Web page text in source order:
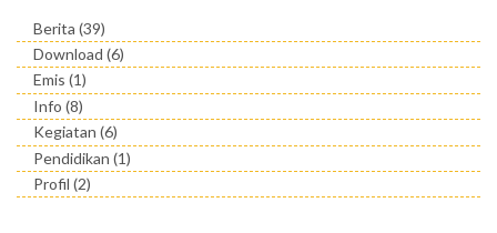
Berita (39)
Download (6)
Emis (1)
Info (8)
Kegiatan (6)
Pendidikan (1)
Profil (2)